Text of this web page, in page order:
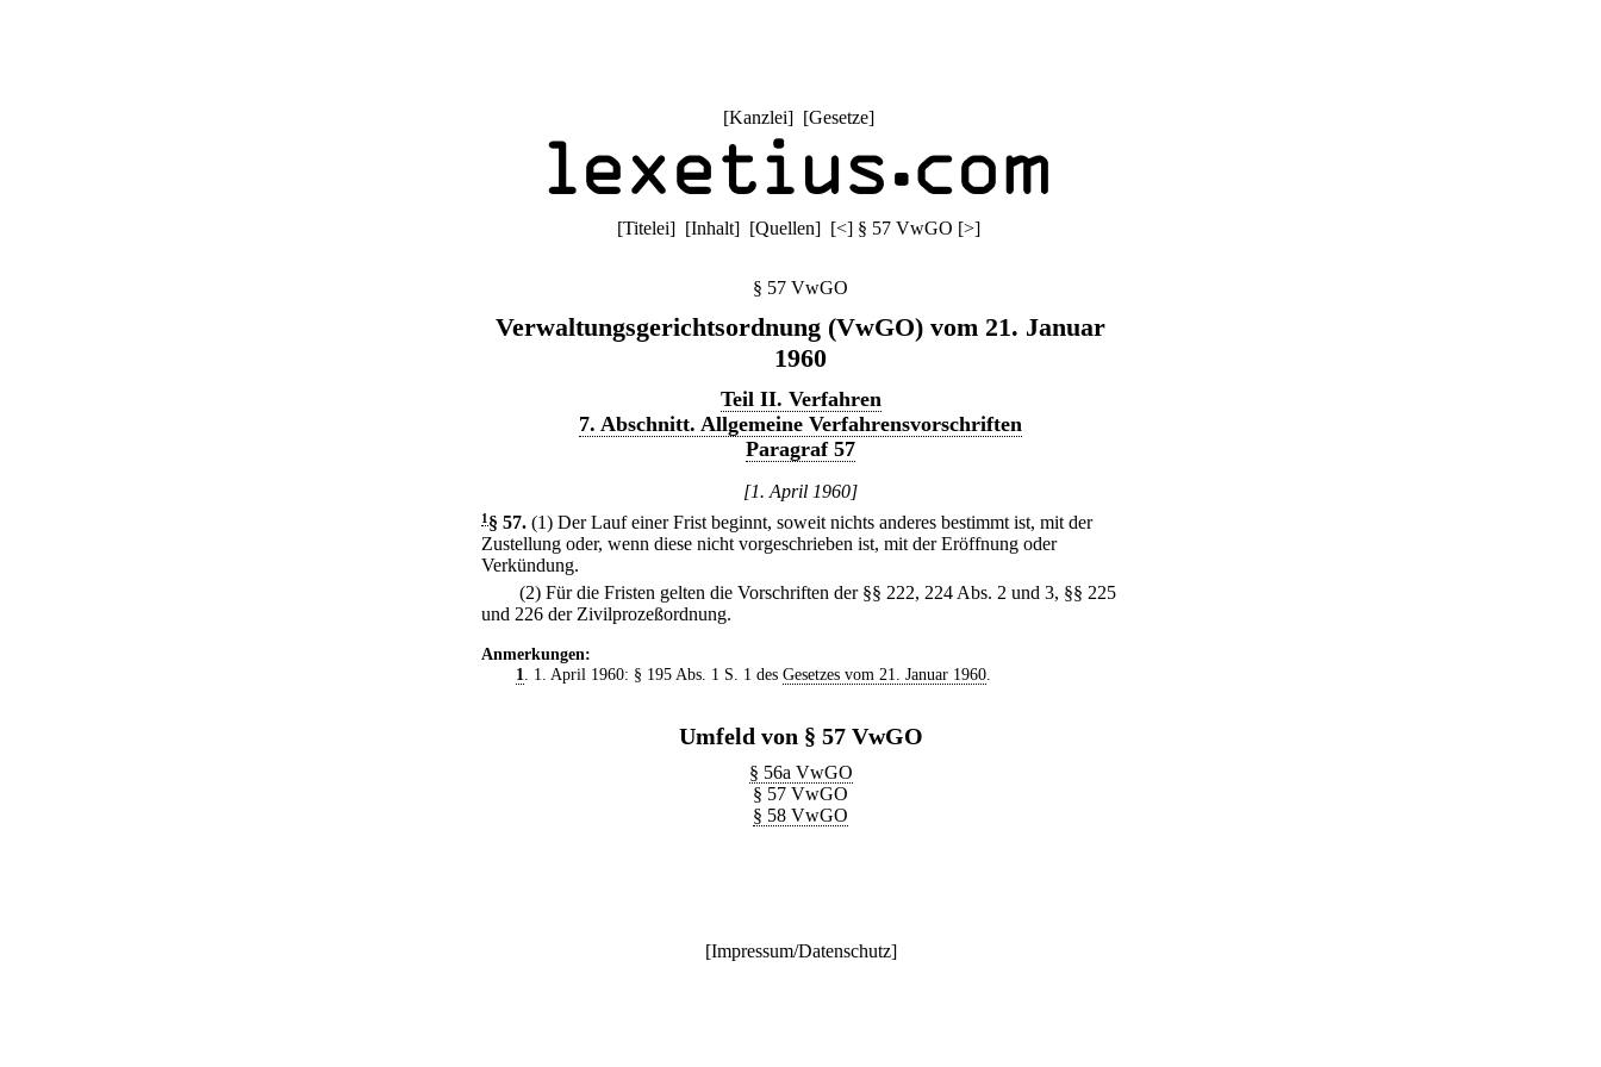
[Kanzlei] [Gesetze]
[Titelei] [Inhalt] [Quellen] [<] § 57 VwGO [>]
§ 57 VwGO
Verwaltungsgerichtsordnung (VwGO) vom 21. Januar
1960
Teil II. Verfahren
7. Abschnitt. Allgemeine Verfahrensvorschriften
Paragraf 57
[1. April 1960]
1 § 57. (1) Der Lauf einer Frist beginnt, soweit nichts anderes bestimmt ist, mit der
Zustellung oder, wenn diese nicht vorgeschrieben ist, mit der Eröffnung oder
Verkündung.
(2) Für die Fristen gelten die Vorschriften der §§ 222, 224 Abs. 2 und 3, §§ 225
und 226 der Zivilprozeßordnung.
Anmerkungen:
1. 1. April 1960: § 195 Abs. 1 S. 1 des Gesetzes vom 21. Januar 1960.
Umfeld von § 57 VwGO
§ 56a VwGO
§ 57 VwGO
§ 58 VwGO
[Impressum/Datenschutz]